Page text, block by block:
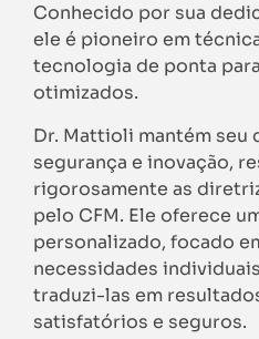
Conhecido por sua
ele é pioneiro em
tecnologia de ponta
otimizados.
Dr. Mattioli mantém seu
segurança e inovação,
rigorosamente as
pelo CFM. Ele oferece
personalizado, focado
necessidades
traduzi-las em
satisfatórios e seguros.